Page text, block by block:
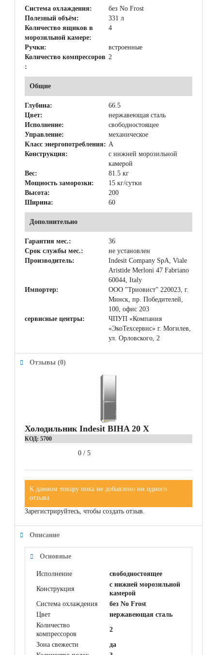
Система охлаждения:
без No Frost
Полезный объём:
331 л
Количество ящиков в
морозильной камере:
4
Ручки:
встроенные
Количество компрессоров
:
2
Общие
Глубина:
66.5
Цвет:
нержавеющая сталь
Исполнение:
свободностоящее
Управление:
механическое
Класс энергопотребления: A
Конструкция:
с нижней морозильной
камерой
Вес:
81.5 кг
Мощность заморозки:
15 кг/сутки
Высота:
200
Ширина:
60
Дополнительно
Гарантия мес.:
36
Срок службы мес.:
не установлен
Производитель:
Indesit Company SpA, Viale
Aristide Merloni 47 Fabriano
60044, Italy
Импортер:
ООО "Триовист" 220023, г.
Минск, пр. Победителей,
100, офис 203
сервисные центры:
ЧПУП «Компания
«ЭкоТехсервис» г. Могилев,
ул. Орловского, 2
Отзывы (0)
Холодильник Indesit BIHA 20 X
КОД: 5700
0 / 5
К данном товару пока не добавлено ни одного
отзыва
Зарегистрируйтесь, чтобы создать отзыв.
Описание
Основные
Исполнение свободностоящее
Конструкция
с нижней морозильной
камерой
Система охлаждения
без No Frost
Цвет
нержавеющая сталь
Количество
компрессоров
2
Зона свежести
да